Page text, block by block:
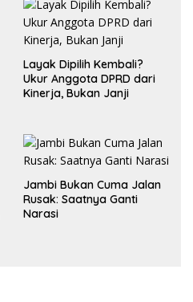
Layak Dipilih Kembali?
Ukur Anggota DPRD dari
Kinerja, Bukan Janji
Jambi Bukan Cuma Jalan
Rusak: Saatnya Ganti
Narasi